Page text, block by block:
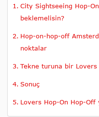
City Sightseeing Hop-
beklemelisin?
Hop-on-hop-off
noktalar
Tekne turuna bir
Sonuç
Lovers Hop-On Hop-Off